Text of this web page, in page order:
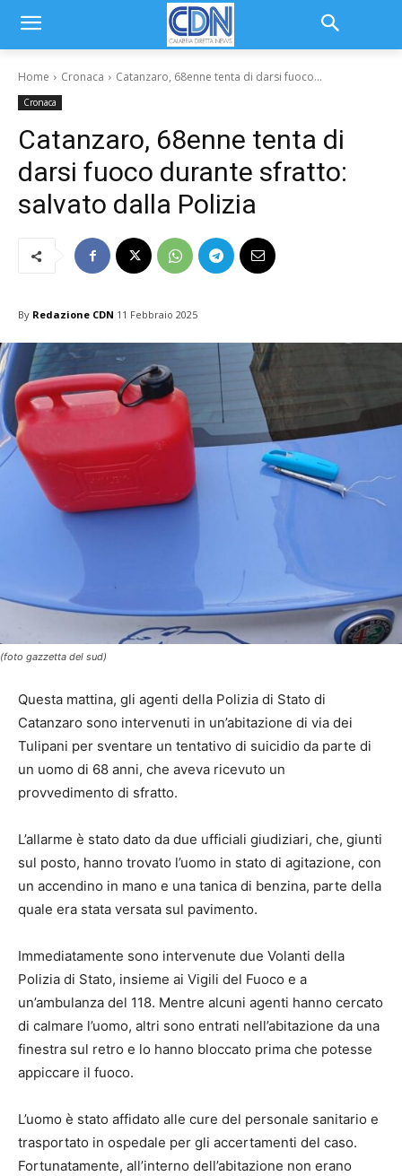
Home Cronaca Catanzaro, 68enne tenta di darsi fuoco...
Cronaca
Catanzaro, 68enne tenta di
darsi fuoco durante sfratto:
salvato dalla Polizia
By Redazione CDN 11 Febbraio 2025
(foto gazzetta del sud)
Questa mattina, gli agenti della Polizia di Stato di
Catanzaro sono intervenuti in un’abitazione di via dei
Tulipani per sventare un tentativo di suicidio da parte di
un uomo di 68 anni, che aveva ricevuto un
provvedimento di sfratto.
L’allarme è stato dato da due ufficiali giudiziari, che, giunti
sul posto, hanno trovato l’uomo in stato di agitazione, con
un accendino in mano e una tanica di benzina, parte della
quale era stata versata sul pavimento.
Immediatamente sono intervenute due Volanti della
Polizia di Stato, insieme ai Vigili del Fuoco e a
un’ambulanza del 118. Mentre alcuni agenti hanno cercato
di calmare l’uomo, altri sono entrati nell’abitazione da una
finestra sul retro e lo hanno bloccato prima che potesse
appiccare il fuoco.
L’uomo è stato affidato alle cure del personale sanitario e
trasportato in ospedale per gli accertamenti del caso.
Fortunatamente, all’interno dell’abitazione non erano